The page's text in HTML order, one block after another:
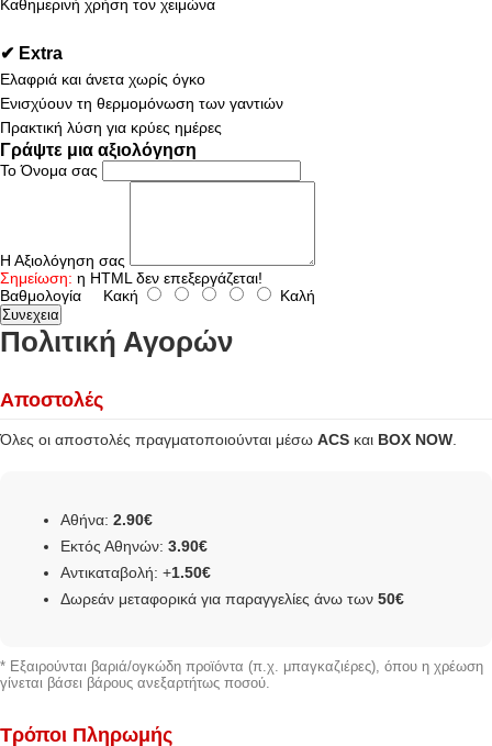
Καθημερινή χρήση τον χειμώνα
✔ Extra
Ελαφριά και άνετα χωρίς όγκο
Ενισχύουν τη θερμομόνωση των γαντιών
Πρακτική λύση για κρύες ημέρες
Γράψτε μια αξιολόγηση
Το Όνομα σας
Η Αξιολόγηση σας
Σημείωση: η HTML δεν επεξεργάζεται!
Βαθμολογία Κακή Καλή
Συνεχεια
Πολιτική Αγορών
Αποστολές
Όλες οι αποστολές πραγματοποιούνται μέσω ACS και BOX NOW
Αθήνα: 2.90€
Εκτός Αθηνών: 3.90€
Αντικαταβολή: +1.50€
Δωρεάν μεταφορικά για παραγγελίες άνω των 50€
* Εξαιρούνται βαριά/ογκώδη προϊόντα (π.χ. μπαγκαζιέρες), όπου η χρέωση
γίνεται βάσει βάρους ανεξαρτήτως ποσού.
Τρόποι Πληρωμής